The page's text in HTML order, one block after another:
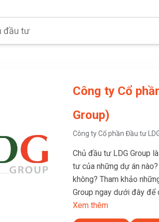
Công ty Cổ
Group)
Công ty Cổ phần Đầu tư
Chủ đầu tư LDG Group
tư của những dự án
không? Tham khảo
Group ngay dưới đây để
Xem thêm